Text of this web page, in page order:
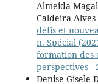
Almeida
Caldeira
défis et
n. Spécial
formation des
perspectives -
Denise Gisele